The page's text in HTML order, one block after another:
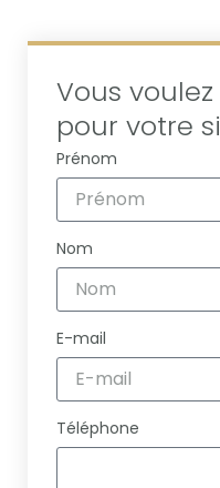
Vous
pour votre
Prénom
Nom
E-mail
Téléphone